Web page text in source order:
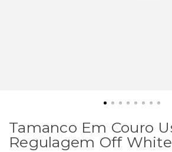
Tamanco Em Couro
Regulagem Off White